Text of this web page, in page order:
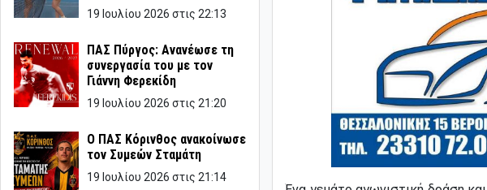
19 Ιουλίου 2026 στις 22:13
ΠΑΣ Πύργος: Ανανέωσε τη
συνεργασία του με τον
Γιάννη Φερεκίδη
19 Ιουλίου 2026 στις 21:20
Ο ΠΑΣ Κόρινθος ανακοίνωσε
τον Συμεών Σταμάτη
19 Ιουλίου 2026 στις 21:14